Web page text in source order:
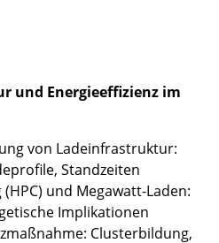
und Energieeffizienz im
von Ladeinfrastruktur:
Standzeiten
und Megawatt-Laden:
Implikationen
Clusterbildung,